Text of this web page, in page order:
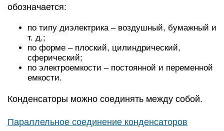
обозначается:
по типу диэлектрика – воздушный, бумажный и
т. д.;
по форме – плоский, цилиндрический,
сферический;
по электроемкости – постоянной и переменной
емкости.
Конденсаторы можно соединять между собой.
Параллельное соединение конденсаторов